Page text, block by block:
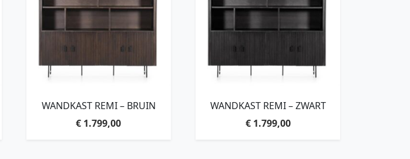
WANDKAST REMI – BRUIN
€ 1.799,00
WANDKAST REMI – ZWART
€1.799,00